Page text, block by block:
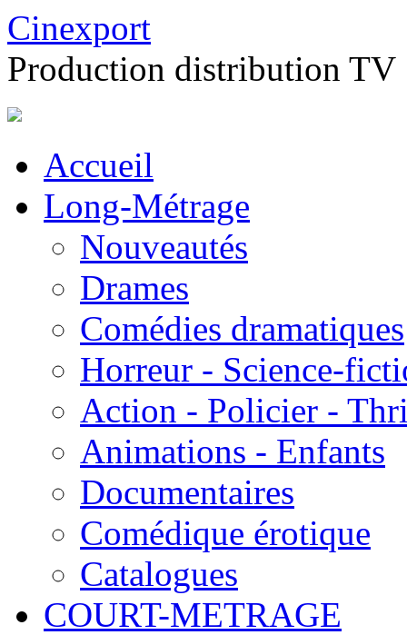
Cinexport
Production distribution TV
Accueil
Long-Métrage
Nouveautés
Drames
Comédies dramatiques
Horreur - Science-
Action - Policier -
Animations - Enfants
Documentaires
Comédique érotique
Catalogues
COURT-METRAGE